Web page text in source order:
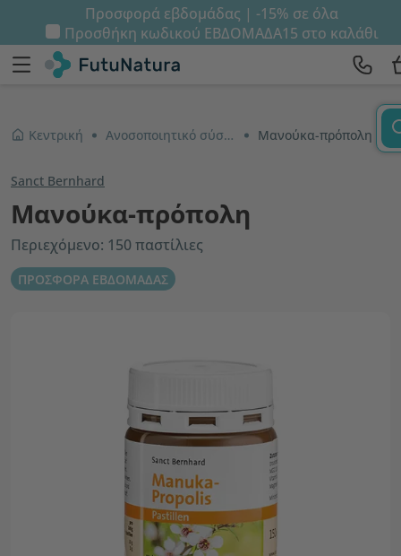
Προσφορά εβδομάδας | -15% σε όλα
Προσθήκη κωδικού ΕΒΔΟΜΑΔΑ15 στο καλάθι
Κεντρική Ανοσοποιητικό σύστημα και ενέργεια Μανούκα-πρόπολη
Sanct Bernhard
Μανούκα-πρόπολη
Περιεχόμενο: 150 παστίλιες
ΠΡΟΣΦΟΡΑ ΕΒΔΟΜΑΔΑΣ